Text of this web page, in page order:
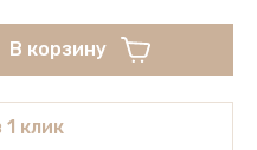
В корзину
1 клик